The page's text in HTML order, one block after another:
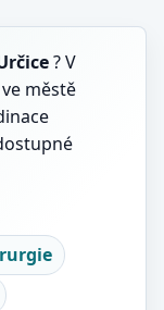
? V
městě